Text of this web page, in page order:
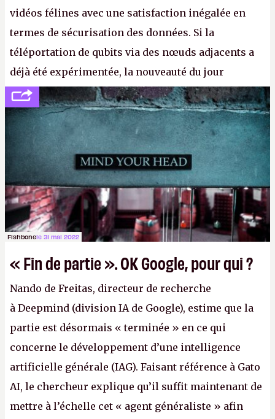
vidéos félines avec une satisfaction inégalée en
termes de sécurisation des données. Si la
téléportation de qubits via des nœuds adjacents a
déjà été expérimentée, la nouveauté du jour
concerne le recours à des nœuds distants, pour ne
pas dire un réseau quantique multimédia interactif
(avec l’option Péritel). (
http://cpc.cx/AH432N4
Crédit photo : QuTech / Nature)
Fishbonele 31 mai 2022
« Fin de partie ». OK Google, pour qui ?
Nando de Freitas, directeur de recherche
à Deepmind (division IA de Google), estime que la
partie est désormais « terminée » en ce qui
concerne le développement d’une intelligence
artificielle générale (IAG). Faisant référence à Gato
AI, le chercheur explique qu’il suffit maintenant de
mettre à l’échelle cet « agent généraliste » afin